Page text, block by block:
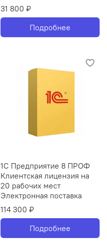
31 800 ₽
Подробнее
1С Предприятие 8 ПРОФ
Клиентская лицензия на
20 рабочих мест
Электронная поставка
114 300 ₽
Подробнее